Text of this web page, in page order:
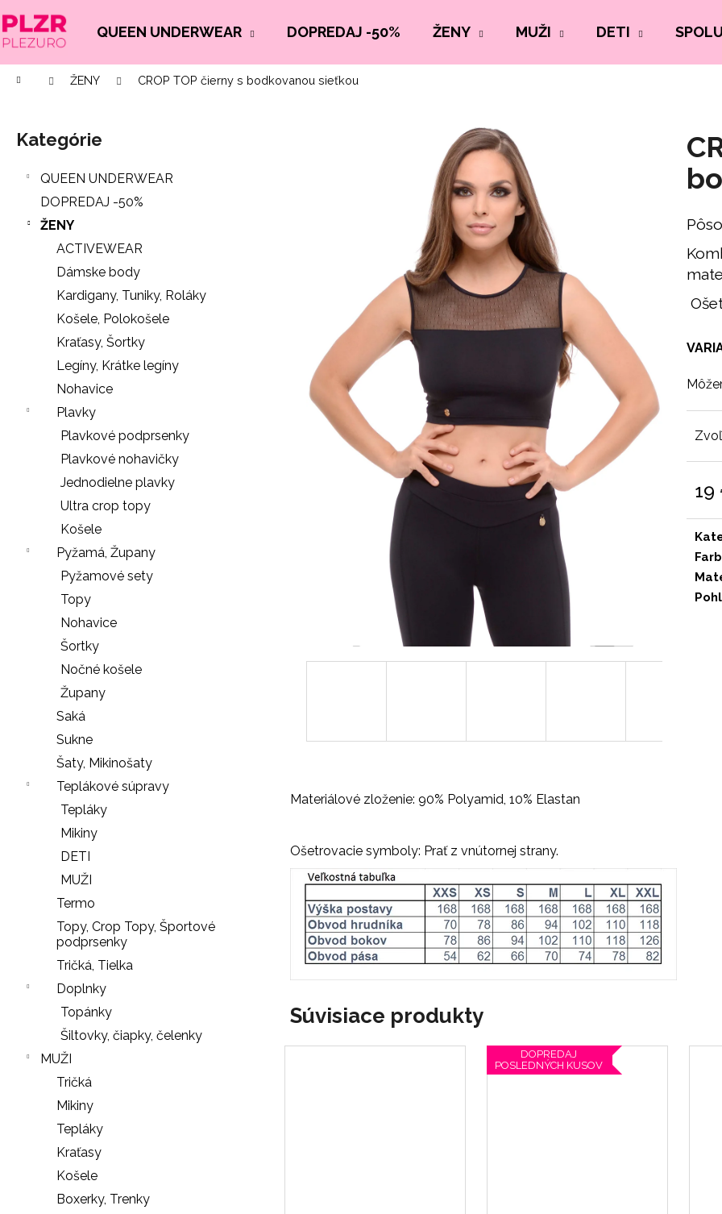
na
obsah
QUEEN UNDERWEAR DOPREDAJ -50% ŽENY MUŽI DETI
DomovŽENY CROP TOP čierny s bodkovanou sieťkou
Preskočiť
kategórie
Kategórie
QUEEN UNDERWEAR
DOPREDAJ -50%
ŽENY
ACTIVEWEAR
Dámske body
Kardigany, Tuniky, Roláky
Košele, Polokošele
Kraťasy, Šortky
Legíny, Krátke legíny
Nohavice
Plavky
Plavkové podprsenky
Plavkové nohavičky
Jednodielne plavky
Ultra crop topy
Košele
Pyžamá, Župany
Pyžamové sety
Topy
Nohavice
Šortky
Nočné košele
Župany
Saká
Sukne
Šaty, Mikinošaty
Teplákové súpravy
Tepláky
Mikiny
DETI
MUŽI
Termo
Topy, Crop Topy, Športové
podprsenky
Tričká, Tielka
Doplnky
Topánky
Šiltovky, čiapky, čelenky
MUŽI
Tričká
Mikiny
Tepláky
Kraťasy
Košele
Boxerky, Trenky
19
Materiálové zloženie: 90% Polyamid, 10% Elastan
Ošetrovacie symboly: Prať z vnútornej strany.
Súvisiace produkty
DOPREDAJ
POSLEDNÝCH KUSOV
K
o
š
Späť
do
obchodu
Späť
do
obchodu
Č
p
e
á
HĽADAŤ
SŤAHOVACIE
BLACK
€
NOHAVIČKY
BLACK
7
LEGÍNY
PUSH-
UP
29
€